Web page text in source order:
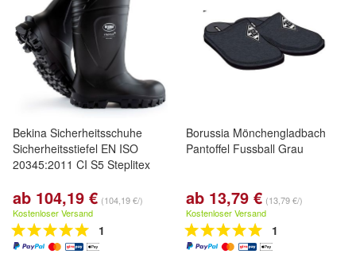
Bekina Sicherheitsschuhe
Sicherheitsstiefel EN ISO
20345:2011 CI S5 Steplitex
ab 104,19 € (104,19 €/)
Kostenloser Versand
1
Borussia Mönchengladbach
Pantoffel Fussball Grau
ab 13,79 € (13,79 €/)
Kostenloser Versand
1